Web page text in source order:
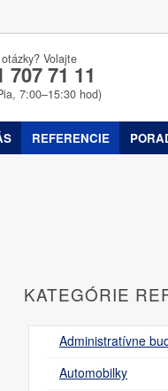
Volajte
707 71 11
7:00–15:30 hod)
REFERENCIE
KATEGÓRIE
Administratívne
Automobilky